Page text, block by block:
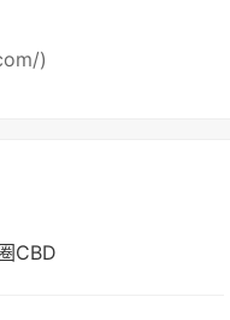
)
​​CBD